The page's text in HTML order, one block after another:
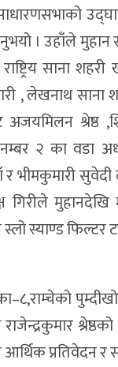
। उहाँले मुहान
राष्ट्रिय साना
, लेखनाथ साना
अजयमिलन श्रेष्ठ
२ का वडा
र भीमकुमारी
गिरीले
स्याण्ड फिल्टर
प्रतिवेदन र